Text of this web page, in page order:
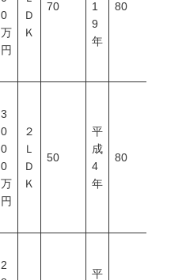
0
万
円
Ｄ
Ｋ
70
1
9
年
80
3
0
0
0
万
円
２
Ｌ
Ｄ
Ｋ
50
平
成
4
年
80
2
平